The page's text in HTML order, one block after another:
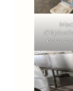
pour